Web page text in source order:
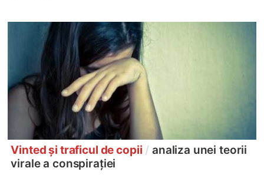
Vinted și traficul de copii / analiza unei teorii
virale a conspirației